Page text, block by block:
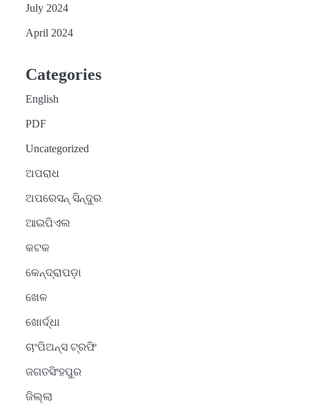
July 2024
April 2024
Categories
English
PDF
Uncategorized
ଅପରାଧ
ଅପରେସନ୍ ସିନ୍ଦୁର
ଆଇପିଏଲ
କଟକ
କେନ୍ଦ୍ରାପଡ଼ା
ଖେଳ
ଖୋର୍ଦ୍ଧା
ଚାଂପିଅନ୍ସ ଟ୍ରଫି
ଜଗତସିଂହପୁର
ଜିଲ୍ଲା